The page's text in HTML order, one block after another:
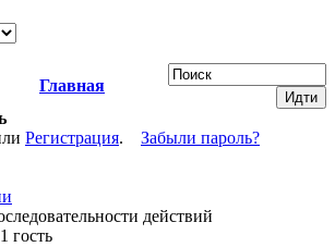
Главная
Регистрация. Забыли пароль?
действий
гость